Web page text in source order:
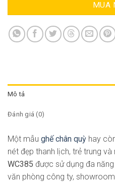
MUA
Mô tả
Đánh giá (0)
Một mẫu ghế chân quỳ hay
nét đẹp thanh lịch, trẻ trung và
WC385 được sử dụng đa
văn phòng công ty,